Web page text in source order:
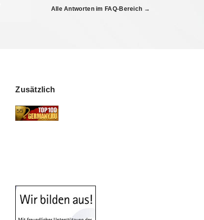
Alle Antworten im FAQ-Bereich →
Zusätzlich